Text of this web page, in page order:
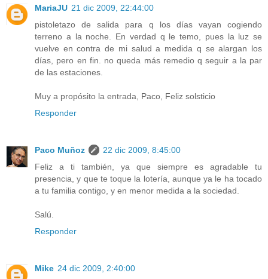
MariaJU 21 dic 2009, 22:44:00
pistoletazo de salida para q los días vayan cogiendo
terreno a la noche. En verdad q le temo, pues la luz se
vuelve en contra de mi salud a medida q se alargan los
días, pero en fin. no queda más remedio q seguir a la par
de las estaciones.
Muy a propósito la entrada, Paco, Feliz solsticio
Responder
Paco Muñoz
22 dic 2009, 8:45:00
Feliz a ti también, ya que siempre es agradable tu
presencia, y que te toque la lotería, aunque ya le ha tocado
a tu familia contigo, y en menor medida a la sociedad.
Salú.
Responder
Mike 24 dic 2009, 2:40:00